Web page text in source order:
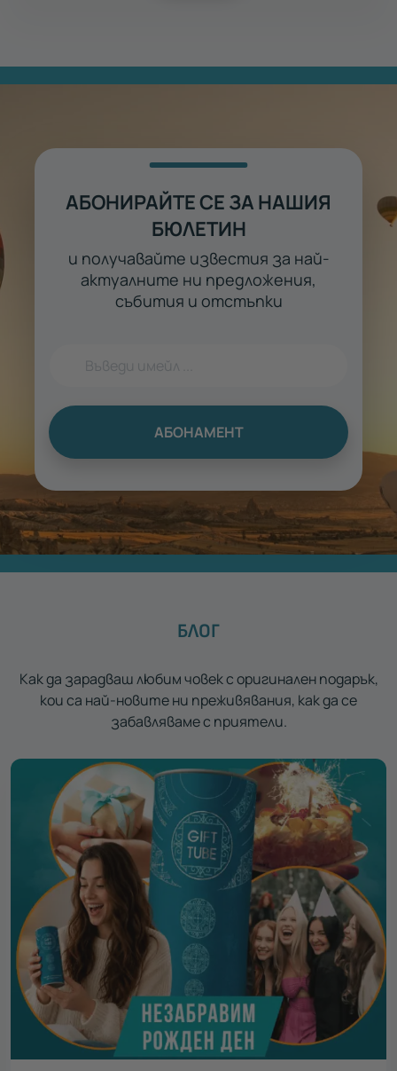
АБОНИРАЙТЕ СЕ ЗА НАШИЯ
БЮЛЕТИН
и получавайте известия за най-
актуалните ни предложения,
събития и отстъпки
АБОНАМЕНТ
БЛОГ
Как да зарадваш любим човек с оригинален подарък,
кои са най-новите ни преживявания, как да се
забавляваме с приятели.